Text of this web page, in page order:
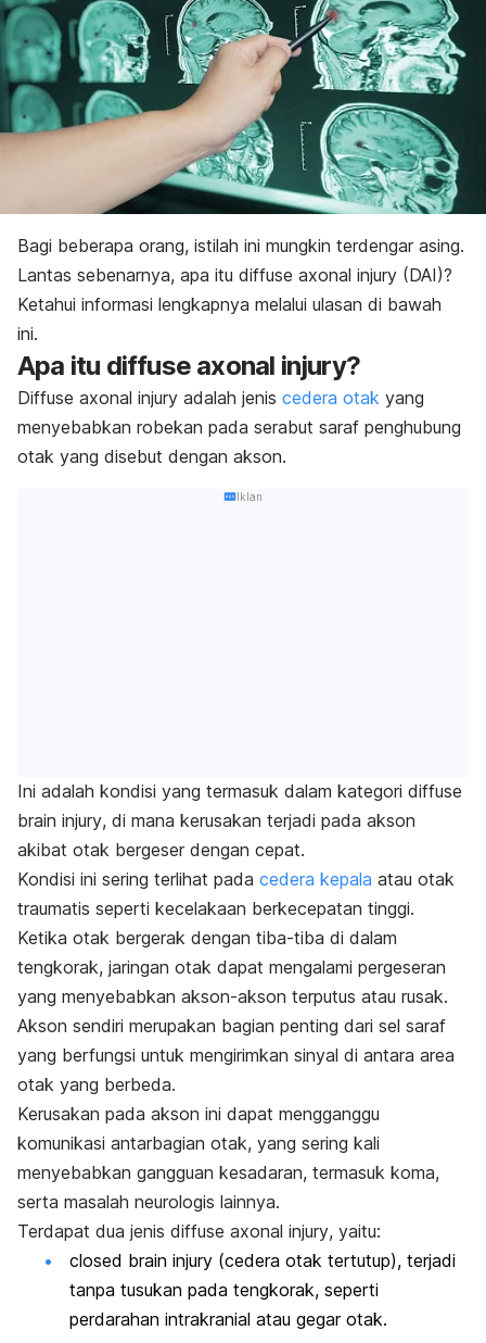
Bagi beberapa orang, istilah ini mungkin terdengar asing.
Lantas sebenarnya, apa itu diffuse axonal injury (DAI)?
Ketahui informasi lengkapnya melalui ulasan di bawah
ini.
Apa itu diffuse axonal injury?
Diffuse axonal injury adalah jenis cedera otak yang
menyebabkan robekan pada serabut saraf penghubung
otak yang disebut dengan akson.
Iklan
Ini adalah kondisi yang termasuk dalam kategori diffuse
brain injury, di mana kerusakan terjadi pada akson
akibat otak bergeser dengan cepat.
Kondisi ini sering terlihat pada cedera kepala atau otak
traumatis seperti kecelakaan berkecepatan tinggi.
Ketika otak bergerak dengan tiba-tiba di dalam
tengkorak, jaringan otak dapat mengalami pergeseran
yang menyebabkan akson-akson terputus atau rusak.
Akson sendiri merupakan bagian penting dari sel saraf
yang berfungsi untuk mengirimkan sinyal di antara area
otak yang berbeda.
Kerusakan pada akson ini dapat mengganggu
komunikasi antarbagian otak, yang sering kali
menyebabkan gangguan kesadaran, termasuk koma,
serta masalah neurologis lainnya.
Terdapat dua jenis diffuse axonal injury, yaitu:
closed brain injury (cedera otak tertutup), terjadi
tanpa tusukan pada tengkorak, seperti
perdarahan intrakranial atau gegar otak.